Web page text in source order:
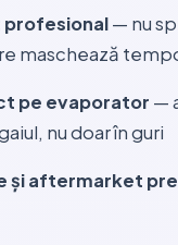
— nu
maschează
pe evaporator —
nu doar în guri
și aftermarket